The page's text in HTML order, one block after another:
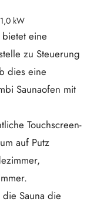
kW
eine
zu Steuerung
dies eine
Saunaofen mit
Touchscreen-
auf Putz
Sauna die